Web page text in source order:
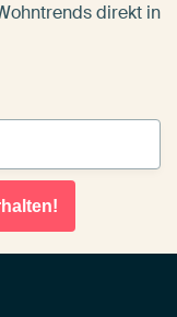
direkt in